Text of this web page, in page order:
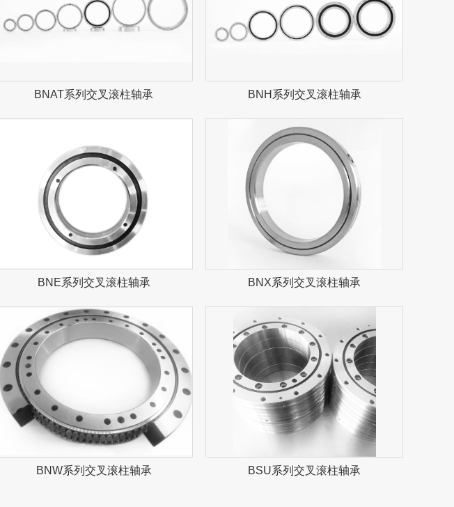
BNAT系列交叉滚柱轴承 BNH系列交叉滚柱轴承
BNE系列交叉滚柱轴承 BNX系列交叉滚柱轴承
BNW系列交叉滚柱轴承 BSU系列交叉滚柱轴承